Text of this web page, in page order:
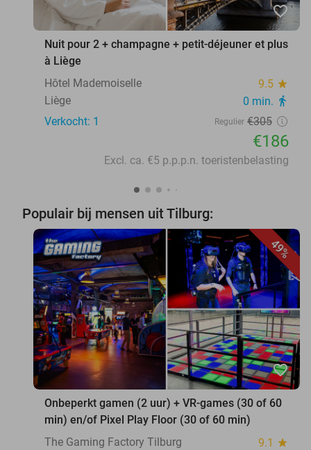
favorite_border
Nuit pour 2 + champagne + petit-déjeuner et plus
à Liège
Hôtel Mademoiselle
9.5 star
Liège 0 min. directions_walk
Verkocht: 1 Regulier €305
€186
Excl. ca. €5 p.p.p.n. toeristenbelasting
Populair bij mensen uit Tilburg:
49%
favorite_border
Onbeperkt gamen (2 uur) + VR-games (30 of 60
min) en/of Pixel Play Floor (30 of 60 min)
The Gaming Factory Tilburg
9.1 star